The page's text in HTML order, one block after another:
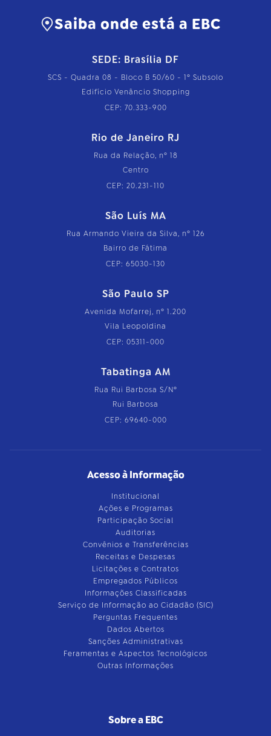
Saiba onde está a EBC
SEDE: Brasília DF
SCS - Quadra 08 - Bloco B 50/60 - 1º Subsolo
Edifício Venâncio Shopping
CEP: 70.333-900
Rio de Janeiro RJ
Rua da Relação, nº 18
Centro
CEP: 20.231-110
São Luís MA
Rua Armando Vieira da Silva, nº 126
Bairro de Fátima
CEP: 65030-130
São Paulo SP
Avenida Mofarrej, nº 1.200
Vila Leopoldina
CEP: 05311-000
Tabatinga AM
Rua Rui Barbosa S/Nº
Rui Barbosa
CEP: 69640-000
Acesso à Informação
Institucional
Ações e Programas
Participação Social
Auditorias
Convênios e Transferências
Receitas e Despesas
Licitações e Contratos
Empregados Públicos
Informações Classificadas
Serviço de Informação ao Cidadão (SIC)
Perguntas Frequentes
Dados Abertos
Sanções Administrativas
Feramentas e Aspectos Tecnológicos
Outras Informações
Sobre a EBC